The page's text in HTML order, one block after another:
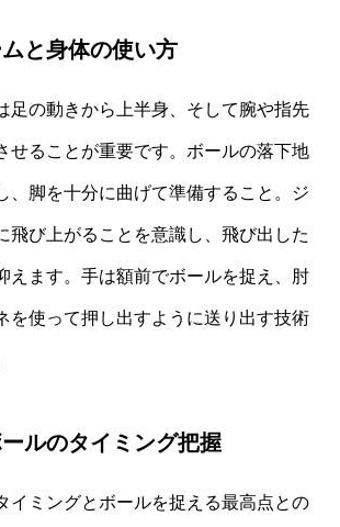
と身体の使い方
足の動きから上半身、そして腕や指先
せることが重要です。ボールの落下地
、脚を十分に曲げて準備すること。ジ
飛び上がることを意識し、飛び出した
えます。手は額前でボールを捉え、肘
を使って押し出すように送り出す技術
ルのタイミング把握
イミングとボールを捉える最高点との